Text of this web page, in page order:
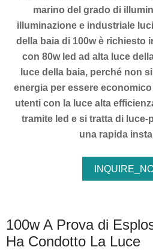
marino del grado di
illuminazione e industriale
della baia di 100w è richiesto
con 80w led ad alta luce
luce della baia, perché non
energia per essere
utenti con la luce alta
tramite led e si tratta di
una rapida
100w A Prova di
Ha Condotto La Luce